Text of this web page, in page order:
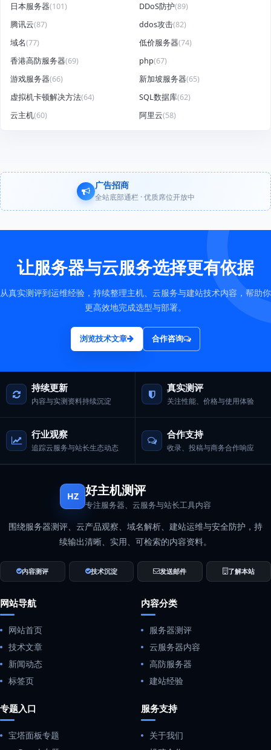
日本服务器(101) DDoS防护(89)
腾讯云(87) ddos攻击(82)
域名(77) 低价服务器(74)
香港高防服务器(69) php(67)
游戏服务器(66) 新加坡服务器(65)
虚拟机卡顿解决方法(64) SQL数据库(62)
云主机(60) 阿里云(58)
广告招商
全站底部通栏 · 优质席位开放中
让服务器与云服务选择更有依据
从真实测评到运维经验，持续整理主机、云服务与建站技术内容，帮助你
更高效地完成选型与部署。
浏览技术文章 合作咨询
持续更新
内容与实测资料持续沉淀
真实测评
关注性能、价格与使用体验
行业观察
追踪云服务与站长生态动态
合作支持
收录、投稿与商务合作响应
HZ 好主机测评
专注服务器、云服务与站长工具内容
围绕服务器测评、云产品观察、域名解析、建站运维与安全防护，持
续输出清晰、实用、可检索的内容资料。
内容测评 技术沉淀 发送邮件 了解本站
网站导航
网站首页
技术文章
新闻动态
标签页
内容分类
服务器测评
云服务器内容
高防服务器
建站经验
专题入口
宝塔面板专题
服务支持
关于我们